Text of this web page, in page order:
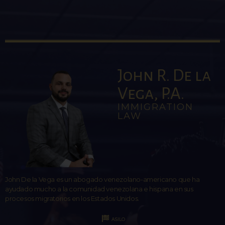
John R. De la
Vega, P.A.
IMMIGRATION
LAW
John De la Vega es un abogado venezolano-americano que ha
ayudado mucho a la comunidad venezolana e hispana en sus
procesos migratorios en los Estados Unidos.
ASILO